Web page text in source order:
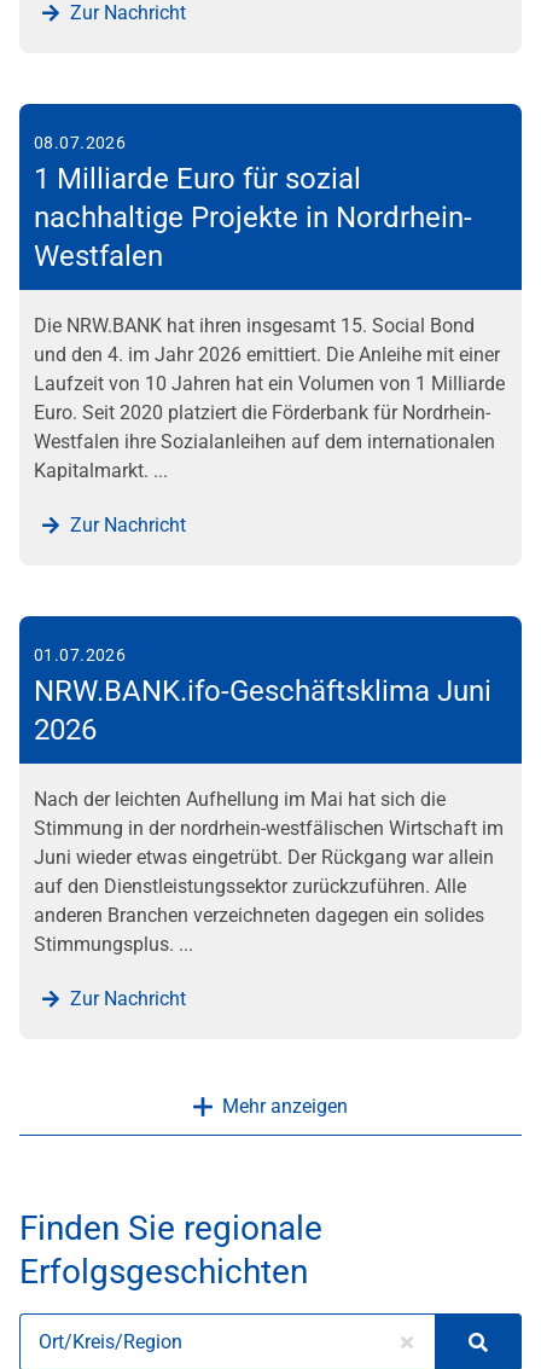
Zur Nachricht
08.07.2026
1 Milliarde Euro für sozial
nachhaltige Projekte in Nordrhein-
Westfalen
Die NRW.BANK hat ihren insgesamt 15. Social Bond
und den 4. im Jahr 2026 emittiert. Die Anleihe mit einer
Laufzeit von 10 Jahren hat ein Volumen von 1 Milliarde
Euro. Seit 2020 platziert die Förderbank für Nordrhein-
Westfalen ihre Sozialanleihen auf dem internationalen
Kapitalmarkt. ...
Zur Nachricht
01.07.2026
NRW.BANK.ifo-Geschäftsklima Juni
2026
Nach der leichten Aufhellung im Mai hat sich die
Stimmung in der nordrhein-westfälischen Wirtschaft im
Juni wieder etwas eingetrübt. Der Rückgang war allein
auf den Dienstleistungssektor zurückzuführen. Alle
anderen Branchen verzeichneten dagegen ein solides
Stimmungsplus. ...
Zur Nachricht
Mehr anzeigen
Finden Sie regionale
Erfolgsgeschichten
Ort/Kreis/Region Feld Suchen
bei Eingabe erscheinen unten dynamisch die Suchergebnisse.